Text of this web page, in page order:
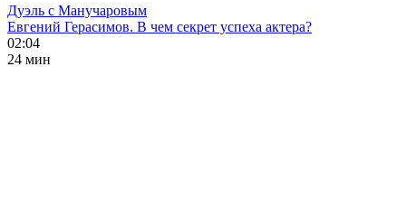
Дуэль с Манучаровым
Евгений Герасимов. В чем секрет успеха актера?
02:04
24 мин